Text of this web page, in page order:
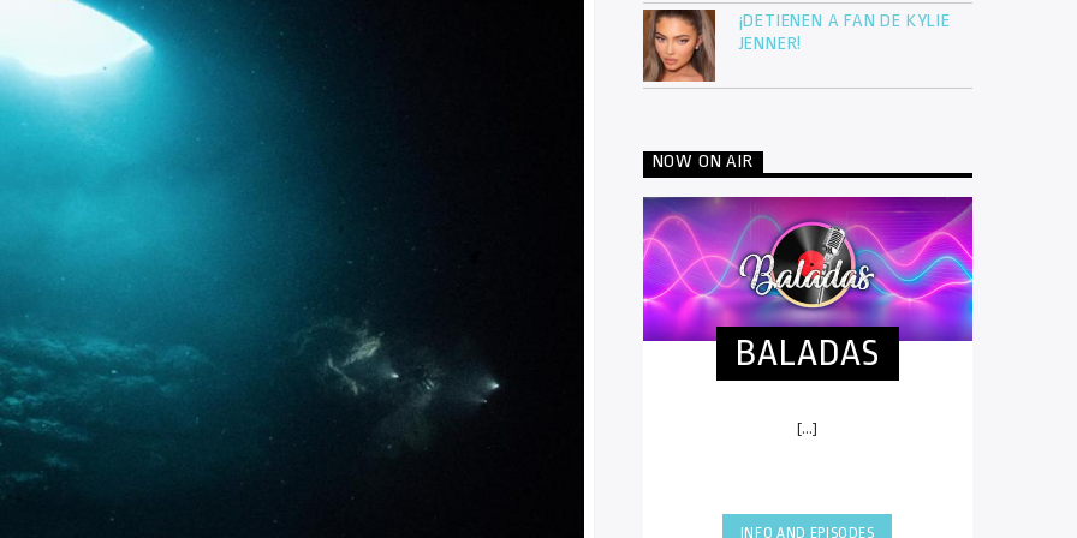
¡DETIENEN A FAN DE KYLIE
JENNER!
NOW ON AIR
BALADAS
[...]
INFO AND EPISODES